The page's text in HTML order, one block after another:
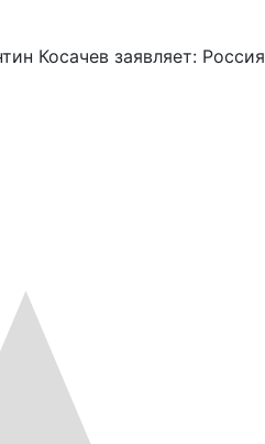
Косачев заявляет: